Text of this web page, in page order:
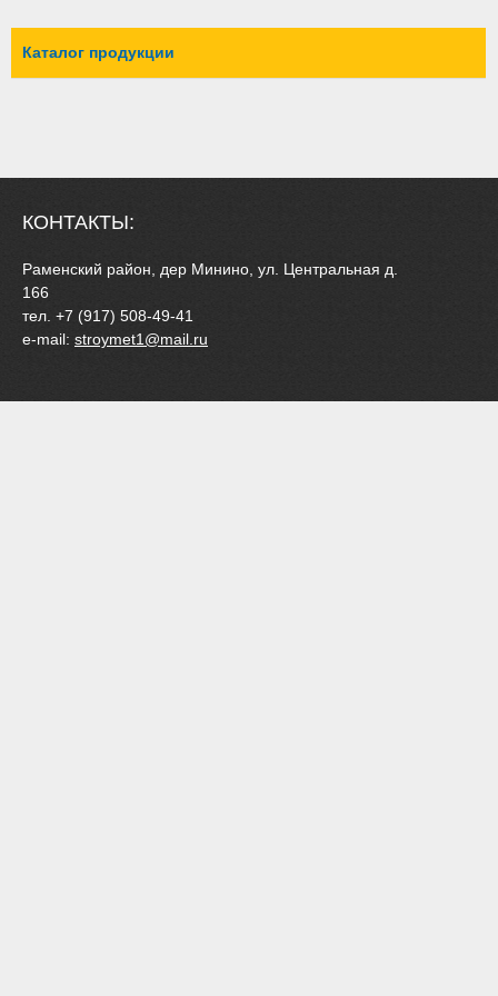
Каталог продукции
КОНТАКТЫ:
Раменский район, дер Минино, ул. Центральная д.
166
тел. +7 (917) 508-49-41
e-mail: stroymet1@mail.ru